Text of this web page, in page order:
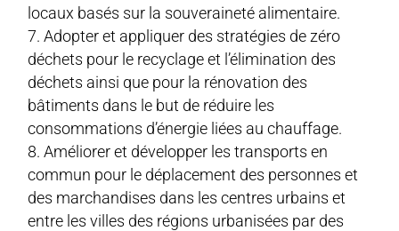
locaux basés sur la souveraineté alimentaire.
Adopter et appliquer des stratégies de zéro
déchets pour le recyclage et l’élimination des
déchets ainsi que pour la rénovation des
bâtiments dans le but de réduire les
consommations d’énergie liées au chauffage.
Améliorer et développer les transports en
commun pour le déplacement des personnes et
des marchandises dans les centres urbains et
entre les villes des régions urbanisées par des